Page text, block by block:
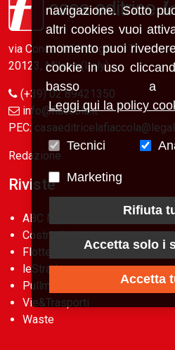
via Conca del Naviglio, 37
20123, Milano (Italy)
(+39) 02 89421350
info@fiaccola.it
PEC:
Redazione
Riviste
ABC Magazine
Costruzioni
Flotte&Finanza
leStrade
Pullman
Vie&Trasporti
Waste
navigazione. Sotto
altri cookies vuoi
momento puoi
cookie in uso
basso a
Leggi qui la policy
Tecnici
Marketing
Rifiuta
Accetta solo i
Accetta